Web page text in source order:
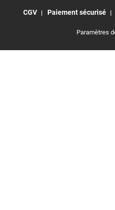
CGV Paiement sécurisé
Paramètres